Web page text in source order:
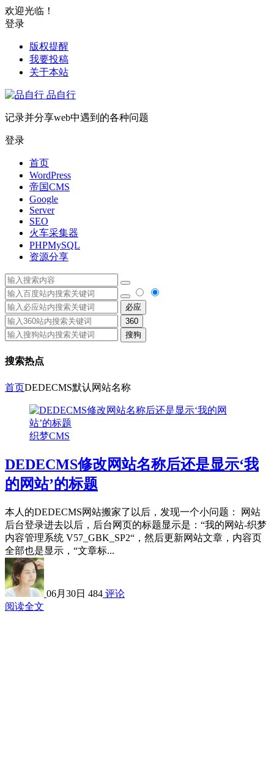
欢迎光临！
登录
版权提醒
我要投稿
关于本站
品自行
记录并分享web中遇到的各种问题
登录
首页
WordPress
帝国CMS
Google
Server
SEO
火车采集器
PHPMySQL
资源分享
必应
360
搜狗
搜索热点
首页DEDECMS默认网站名称
织梦CMS
DEDECMS修改网站名称后还是显示‘我
的网站’的标题
本人的DEDECMS网站搬家了以后，发现一个小问题： 网站
后台登录进去以后，后台网页的标题显示是：“我的网站-织梦
内容管理系统 V57_GBK_SP2“，然后更新网站文章，内容页
全部也是显示，“文章标...
06月30日 484 评论
阅读全文